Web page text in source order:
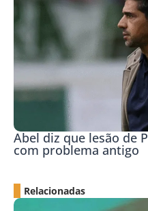
Abel diz que lesão de
com problema antigo
Relacionadas